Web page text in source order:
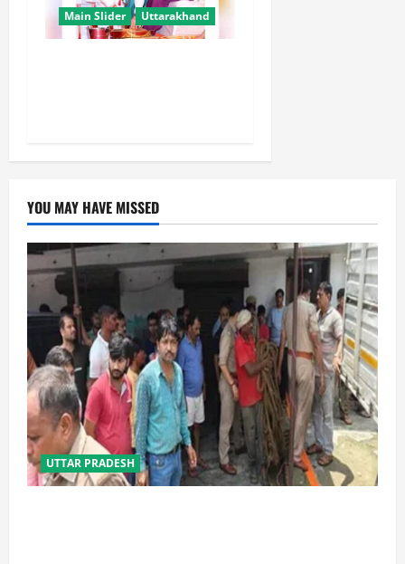
Main Slider Uttarakhand
YOU MAY HAVE MISSED
UTTAR PRADESH